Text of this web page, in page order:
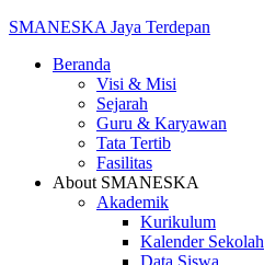
SMANESKA Jaya Terdepan
Beranda
Visi & Misi
Sejarah
Guru & Karyawan
Tata Tertib
Fasilitas
About SMANESKA
Akademik
Kurikulum
Kalender Sekolah
Data Siswa